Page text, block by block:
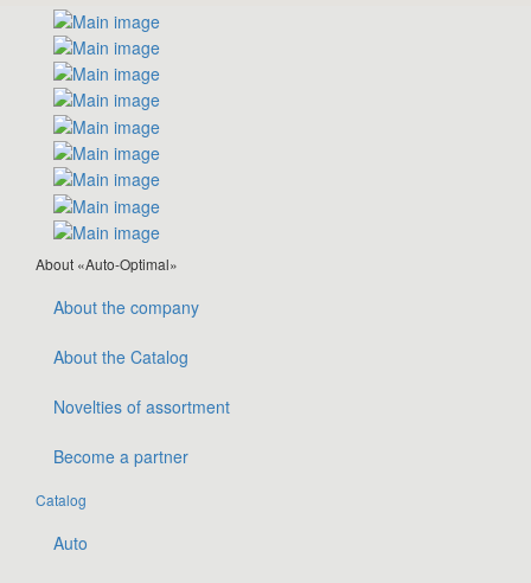
About «Auto-Optimal»
About the company
About the Catalog
Novelties of assortment
Become a partner
Catalog
Auto